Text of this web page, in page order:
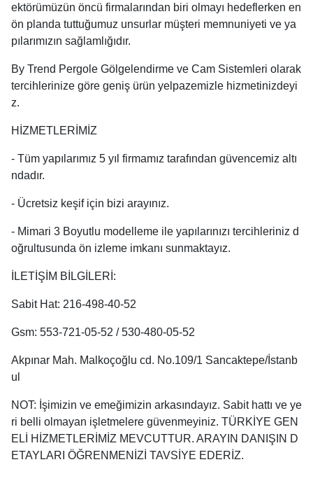
ektörümüzün öncü firmalarından biri olmayı hedeflerken en
ön planda tuttuğumuz unsurlar müşteri memnuniyeti ve ya
pılarımızın sağlamlığıdır.
By Trend Pergole Gölgelendirme ve Cam Sistemleri olarak
tercihlerinize göre geniş ürün yelpazemizle hizmetinizdeyi
z.
HİZMETLERİMİZ
- Tüm yapılarımız 5 yıl firmamız tarafından güvencemiz altı
ndadır.
- Ücretsiz keşif için bizi arayınız.
- Mimari 3 Boyutlu modelleme ile yapılarınızı tercihleriniz d
oğrultusunda ön izleme imkanı sunmaktayız.
İLETİŞİM BİLGİLERİ:
Sabit Hat: 216-498-40-52
Gsm: 553-721-05-52 / 530-480-05-52
Akpınar Mah. Malkoçoğlu cd. No.109/1 Sancaktepe/İstanb
ul
NOT: İşimizin ve emeğimizin arkasındayız. Sabit hattı ve ye
ri belli olmayan işletmelere güvenmeyiniz. TÜRKİYE GEN
ELİ HİZMETLERİMİZ MEVCUTTUR. ARAYIN DANIŞIN D
ETAYLARI ÖĞRENMENİZİ TAVSİYE EDERİZ.